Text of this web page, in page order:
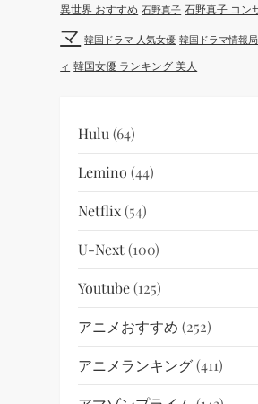
異世界 おすすめ 石野真子 石野真子 コン
マ 韓国ドラマ 人気女優 韓国ドラマ情報局
ィ 韓国女優 ランキング 美人
Hulu (64)
Lemino (44)
Netflix(54)
U-Next(100)
Youtube(125)
アニメおすすめ (252)
アニメランキング(411)